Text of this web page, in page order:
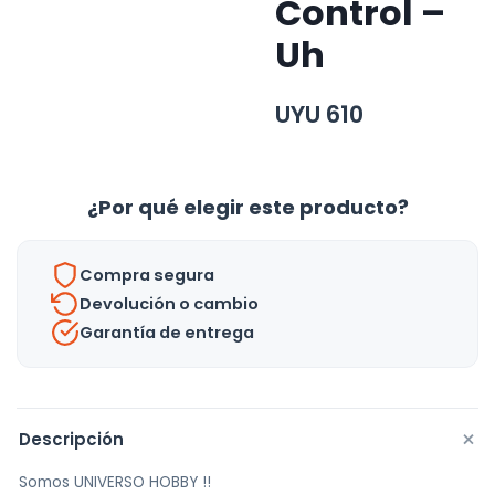
Control –
Uh
UYU 610
¿Por qué elegir este producto?
Compra segura
Devolución o cambio
Garantía de entrega
Descripción +
Somos UNIVERSO HOBBY !!